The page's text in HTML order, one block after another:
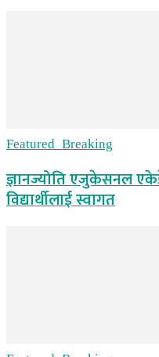
Featured_Breaking
ज्ञानज्योति एजुकेसनल
विद्यार्थीलाई स्वागत